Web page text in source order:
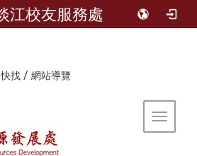
江校友服務處
找 / 網站導覽
Toggle